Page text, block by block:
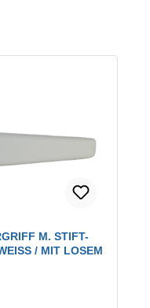
M. STIFT-D
/ MIT LOSEM 7M